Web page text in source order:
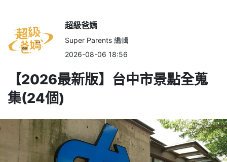
超級爸媽
Super Parents 編輯
2026-08-06 18:56
【2026最新版】台中市景點全蒐
集(24個)